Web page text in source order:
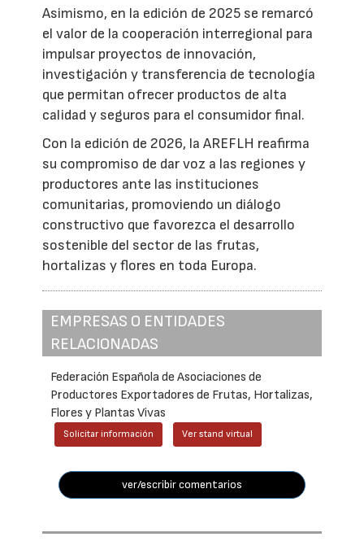
Asimismo, en la edición de 2025 se remarcó
el valor de la cooperación interregional para
impulsar proyectos de innovación,
investigación y transferencia de tecnología
que permitan ofrecer productos de alta
calidad y seguros para el consumidor final.
Con la edición de 2026, la AREFLH reafirma
su compromiso de dar voz a las regiones y
productores ante las instituciones
comunitarias, promoviendo un diálogo
constructivo que favorezca el desarrollo
sostenible del sector de las frutas,
hortalizas y flores en toda Europa.
EMPRESAS O ENTIDADES
RELACIONADAS
Federación Española de Asociaciones de
Productores Exportadores de Frutas, Hortalizas,
Flores y Plantas Vivas
Solicitar información Ver stand virtual
ver/escribir comentarios